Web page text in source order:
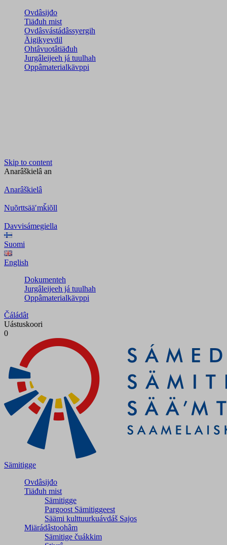
Ovdâsijđo
Tiäđuh mist
Ovdâsvástádâssyergih
Äigikyevdil
Ohtâvuotâtiäđuh
Jurgâleijeeh já tuulhah
Oppâmaterialkävppi
Skip to content
Anarâškielâ an
Anarâškielâ
Nuõrttsääʹmǩiõll
Davvisámegiella
Suomi
English
Dokumenteh
Jurgâleijeeh já tuulhah
Oppâmaterialkävppi
Čáládât
Uástuskoori
0
Sämitigge
Ovdâsijđo
Tiäđuh mist
Sämitigge
Pargoost Sämitiggeest
Säämi kulttuurkuávdáš Sajos
Miärádâstoohâm
Sämitige čuákkim